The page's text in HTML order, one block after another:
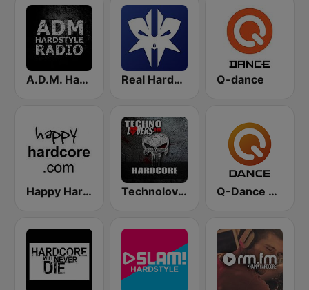
A.D.M. Hardstyle Radio Real Hardstyle Q-dance
Happy Hardcore Radio Technolovers - HARDCORE Q-Dance Radio